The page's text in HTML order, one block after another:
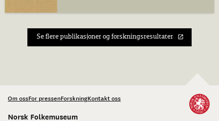
Se flere publikasjoner og forskningsresultater
Om ossFor pressenForskningKontakt oss
Norsk Folkemuseum